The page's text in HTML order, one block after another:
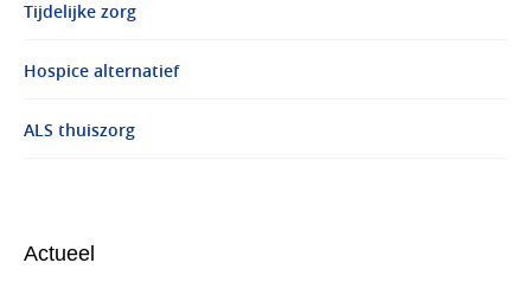
Tijdelijke zorg
Hospice alternatief
ALS thuiszorg
Actueel